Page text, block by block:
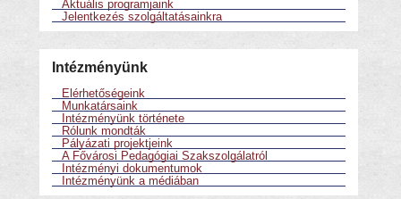
Aktuális programjaink
Jelentkezés szolgáltatásainkra
Intézményünk
Elérhetőségeink
Munkatársaink
Intézményünk története
Rólunk mondták
Pályázati projektjeink
A Fővárosi Pedagógiai Szakszolgálatról
Intézményi dokumentumok
Intézményünk a médiában